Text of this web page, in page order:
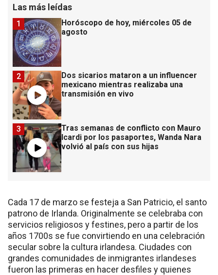
Las más leídas
Horóscopo de hoy, miércoles 05 de
agosto
1
Dos sicarios mataron a un influencer
mexicano mientras realizaba una
transmisión en vivo
2
Tras semanas de conflicto con Mauro
Icardi por los pasaportes, Wanda Nara
volvió al país con sus hijas
3
Cada 17 de marzo se festeja a San Patricio, el santo
patrono de Irlanda. Originalmente se celebraba con
servicios religiosos y festines, pero a partir de los
años 1700s se fue convirtiendo en una celebración
secular sobre la cultura irlandesa. Ciudades con
grandes comunidades de inmigrantes irlandeses
fueron las primeras en hacer desfiles y quienes